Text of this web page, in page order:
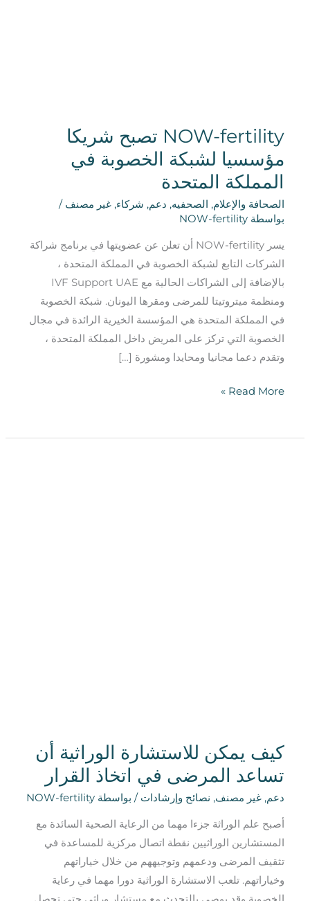
NOW-fertility تصبح شريكا
مؤسسيا لشبكة الخصوبة في
المملكة المتحدة
الصحافة والإعلام, الصحفيه, دعم, شركاء,غير مصنف /
بواسطة NOW-fertility
يسر NOW-fertility أن تعلن عن عضويتها في برنامج شراكة
الشركات التابع لشبكة الخصوبة في المملكة المتحدة ،
بالإضافة إلى الشراكات الحالية مع IVF Support UAE
ومنظمة ميتروتيتا للمرضى ومقرها اليونان. شبكة الخصوبة
في المملكة المتحدة هي المؤسسة الخيرية الرائدة في مجال
الخصوبة التي تركز على المريض داخل المملكة المتحدة ،
وتقدم دعما مجانيا ومحايدا ومشورة […]
Read More »
كيف يمكن للاستشارة الوراثية أن
تساعد المرضى في اتخاذ القرار
دعم,غير مصنف, نصائح وإرشادات / بواسطة NOW-fertility
أصبح علم الوراثة جزءا مهما من الرعاية الصحية السائدة مع
المستشارين الوراثيين نقطة اتصال مركزية للمساعدة في
تثقيف المرضى ودعمهم وتوجيههم من خلال خياراتهم
وخياراتهم. تلعب الاستشارة الوراثية دورا مهما في رعاية